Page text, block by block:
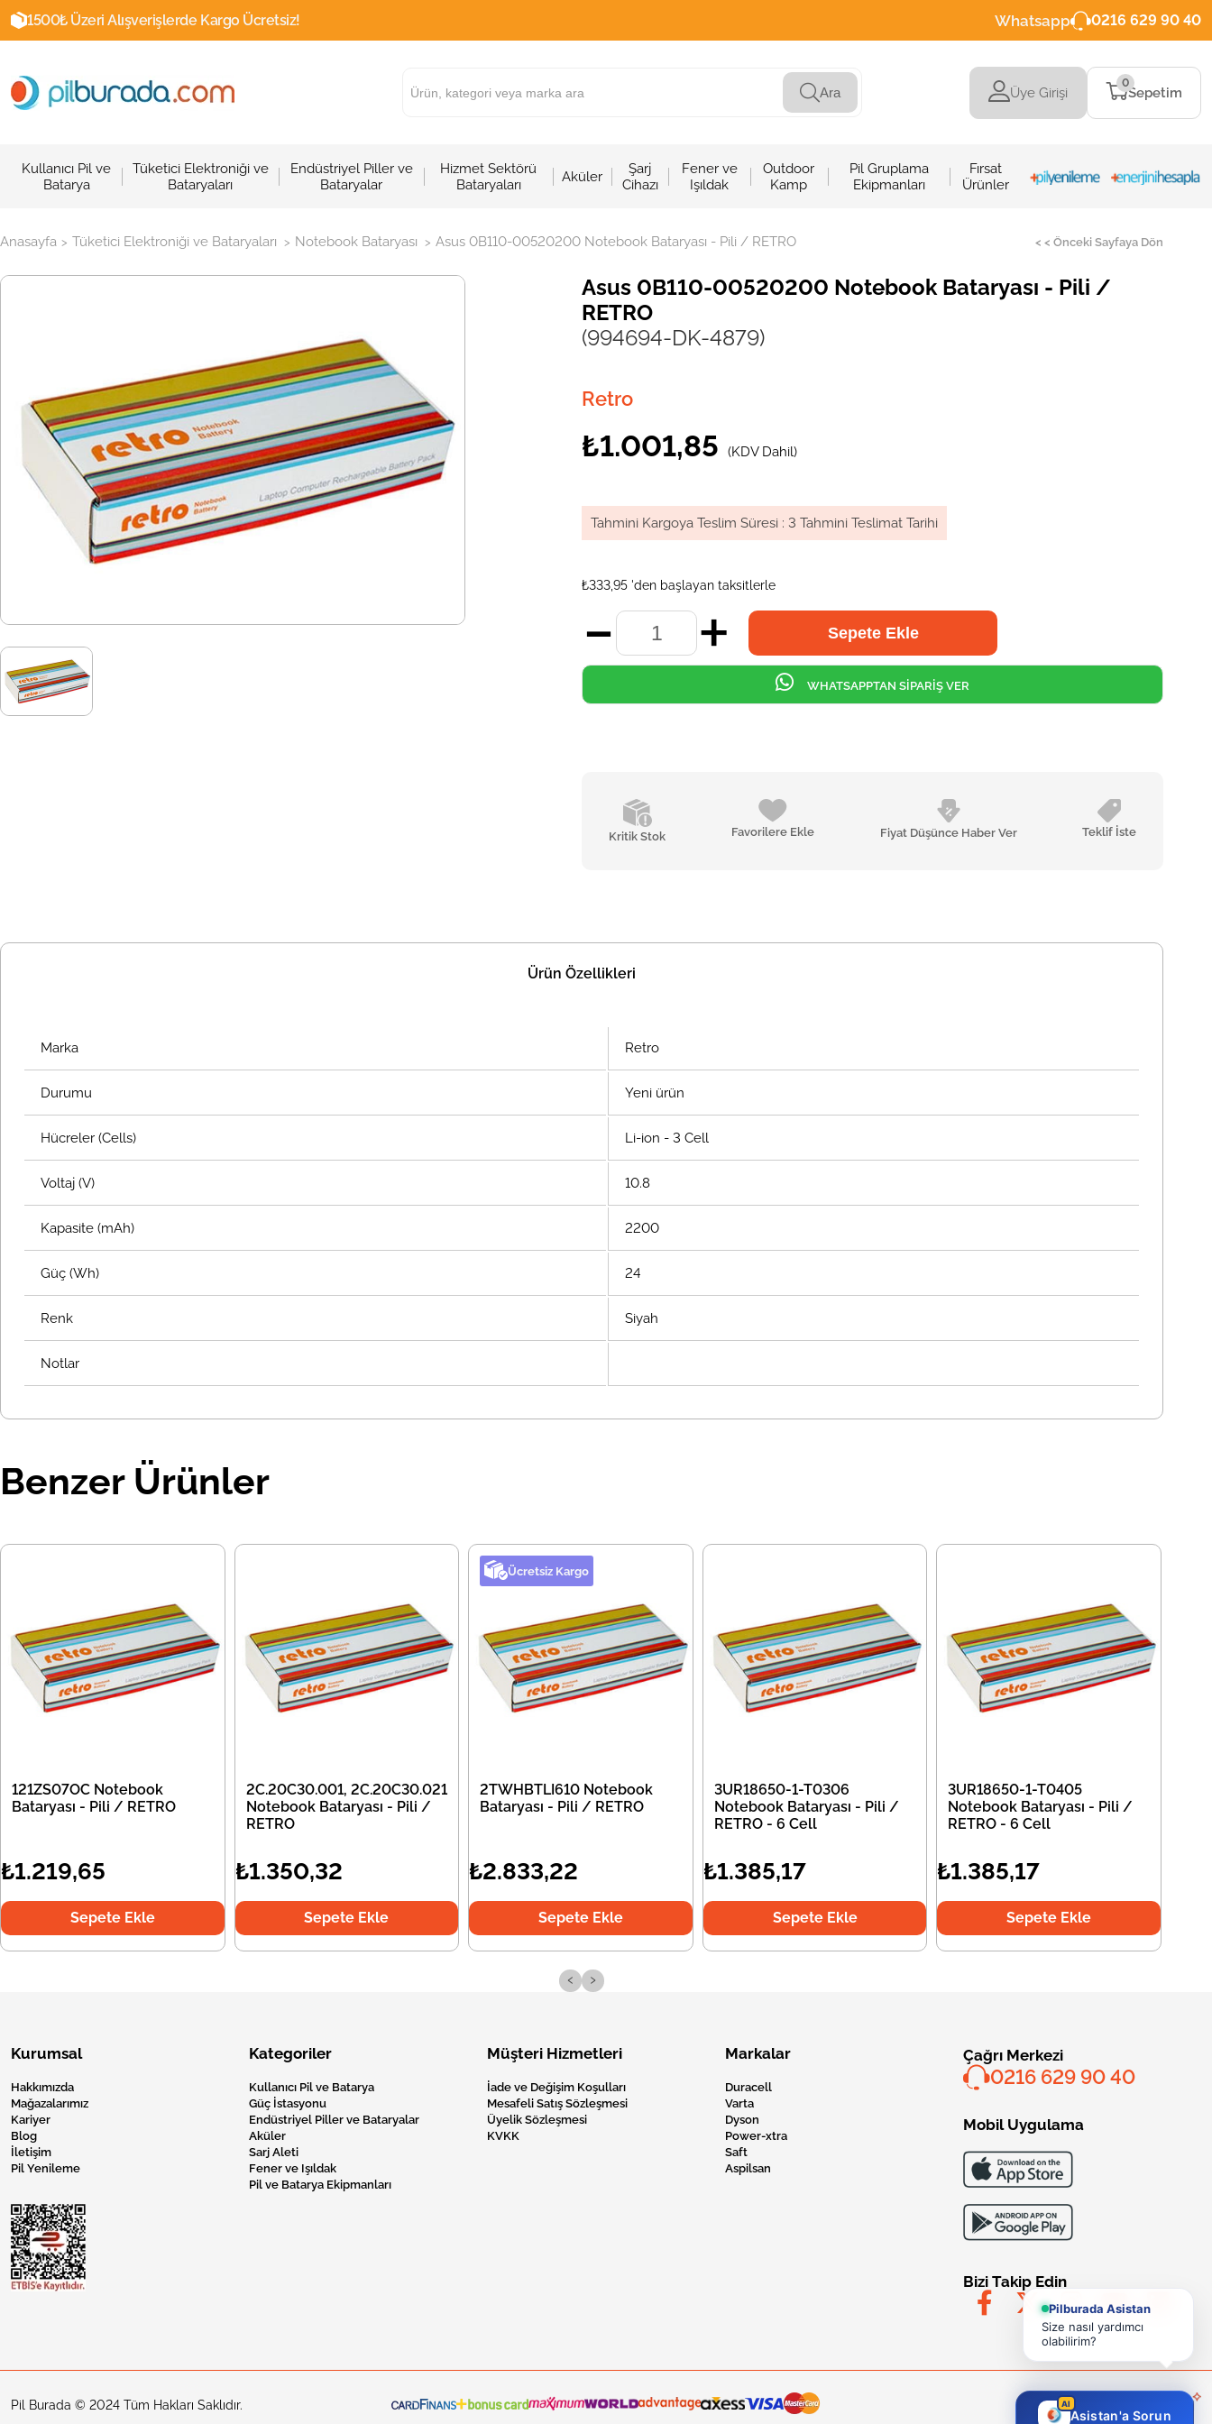
1500₺ Üzeri Alışverişlerde Kargo Ücretsiz! Whatsapp 0216 629 90 40
Ara Üye Girişi Sepetim
0
Kullanıcı Pil ve
Batarya
Tüketici Elektroniği ve
Bataryaları
Endüstriyel Piller ve
Bataryalar
Hizmet Sektörü
Bataryaları
Aküler
Şarj
Cihazı
Fener ve
Işıldak
Outdoor
Kamp
Pil Gruplama
Ekipmanları
Fırsat
Ürünler
Anasayfa > Tüketici Elektroniği ve Bataryaları > Notebook Bataryası > Asus 0B110-00520200 Notebook Bataryası - Pili / RETRO < < Önceki Sayfaya Dön
Asus 0B110-00520200 Notebook Bataryası - Pili /
RETRO
(994694-DK-4879)
Retro
₺1.001,85 (KDV Dahil)
Tahmini Kargoya Teslim Süresi : 3 Tahmini Teslimat Tarihi
₺333,95 'den başlayan taksitlerle
Kritik Stok Favorilere Ekle Fiyat Düşünce Haber Ver Teklif İste
WHATSAPPTAN SİPARİŞ VER
Ürün Özellikleri
Marka Retro
Durumu Yeni ürün
Hücreler (Cells) Li-ion - 3 Cell
Voltaj (V) 10.8
Kapasite (mAh) 2200
Güç (Wh) 24
Renk Siyah
Notlar
Benzer Ürünler
121ZS07OC Notebook
Bataryası - Pili / RETRO
₺1.219,65
Sepete Ekle
2C.20C30.001, 2C.20C30.021
Notebook Bataryası - Pili /
RETRO
₺1.350,32
Sepete Ekle
Ücretsiz Kargo
2TWHBTLI610 Notebook
Bataryası - Pili / RETRO
₺2.833,22
Sepete Ekle
3UR18650-1-T0306
Notebook Bataryası - Pili /
RETRO - 6 Cell
₺1.385,17
Sepete Ekle
3UR18650-1-T0405
Notebook Bataryası - Pili /
RETRO - 6 Cell
₺1.385,17
Sepete Ekle
‹ ›
Kurumsal
Hakkımızda
Mağazalarımız
Kariyer
Blog
İletişim
Pil Yenileme
Kategoriler
Kullanıcı Pil ve Batarya
Güç İstasyonu
Endüstriyel Piller ve Bataryalar
Aküler
Sarj Aleti
Fener ve Işıldak
Pil ve Batarya Ekipmanları
Müşteri Hizmetleri
İade ve Değişim Koşulları
Mesafeli Satış Sözleşmesi
Üyelik Sözleşmesi
KVKK
Markalar
Duracell
Varta
Dyson
Power-xtra
Saft
Aspilsan
Çağrı Merkezi
0216 629 90 40
Mobil Uygulama
Bizi Takip Edin
Pil Burada © 2024 Tüm Hakları Saklıdır.
Pilburada Asistan
Size nasıl yardımcı
olabilirim?
AI
Asistan'a Sorun